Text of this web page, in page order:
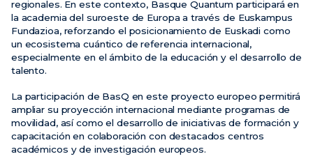
regionales. En este contexto, Basque Quantum participará en
la academia del suroeste de Europa a través de Euskampus
Fundazioa, reforzando el posicionamiento de Euskadi como
un ecosistema cuántico de referencia internacional,
especialmente en el ámbito de la educación y el desarrollo de
talento.
La participación de BasQ en este proyecto europeo permitirá
ampliar su proyección internacional mediante programas de
movilidad, así como el desarrollo de iniciativas de formación y
capacitación en colaboración con destacados centros
académicos y de investigación europeos.